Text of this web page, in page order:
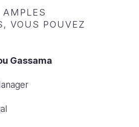
AMPLES
VOUS POUVEZ
Gassama